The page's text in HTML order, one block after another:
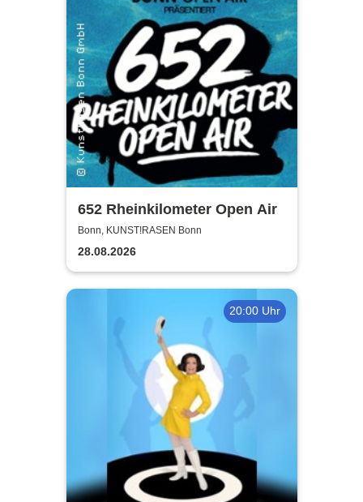
652 Rheinkilometer Open Air
Bonn, KUNST!RASEN Bonn
28.08.2026
20:00 Uhr